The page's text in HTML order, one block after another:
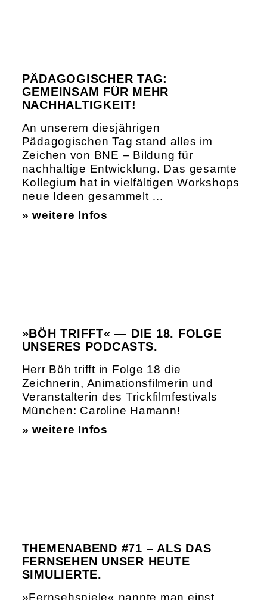
PÄDAGOGISCHER TAG:
GEMEINSAM FÜR MEHR
NACHHALTIGKEIT!
An unserem diesjährigen
Pädagogischen Tag stand alles im
Zeichen von BNE – Bildung für
nachhaltige Entwicklung. Das gesamte
Kollegium hat in vielfältigen Workshops
neue Ideen gesammelt …
» weitere Infos
»BÖH TRIFFT« — DIE 18. FOLGE
UNSERES PODCASTS.
Herr Böh trifft in Folge 18 die
Zeichnerin, Animationsfilmerin und
Veranstalterin des Trickfilmfestivals
München: Caroline Hamann!
» weitere Infos
THEMENABEND #71 – ALS DAS
FERNSEHEN UNSER HEUTE
SIMULIERTE.
»Fernsehspiele« nannte man einst